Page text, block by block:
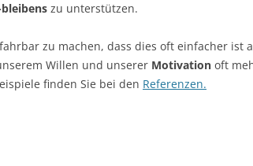
zu unterstützen.
zu machen, dass dies oft einfacher ist
Willen und unserer Motivation oft
finden Sie bei den Referenzen.